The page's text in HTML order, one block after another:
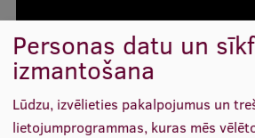
Personas datu un
izmantošana
Lūdzu, izvēlieties pakalpojumus un
lietojumprogrammas, kuras mēs